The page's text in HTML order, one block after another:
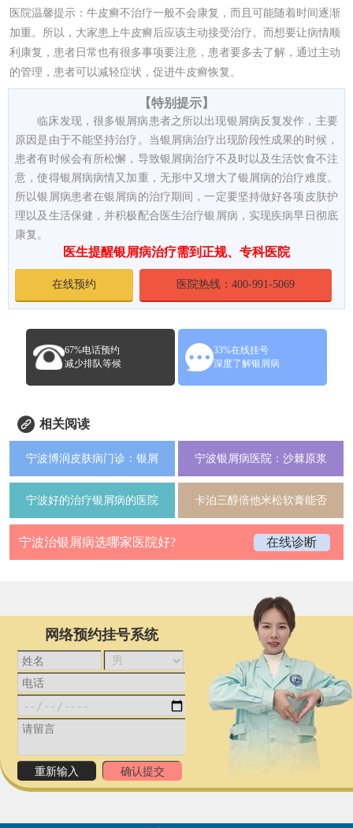
医院温馨提示：牛皮癣不治疗一般不会康复，而且可能随着时间逐渐
加重。所以，大家患上牛皮癣后应该主动接受治疗。而想要让病情顺
利康复，患者日常也有很多事项要注意，患者要多去了解，通过主动
的管理，患者可以减轻症状，促进牛皮癣恢复。
【特别提示】
临床发现，很多银屑病患者之所以出现银屑病反复发作，主要
原因是由于不能坚持治疗。当银屑病治疗出现阶段性成果的时候，
患者有时候会有所松懈，导致银屑病治疗不及时以及生活饮食不注
意，使得银屑病病情又加重，无形中又增大了银屑病的治疗难度。
所以银屑病患者在银屑病的治疗期间，一定要坚持做好各项皮肤护
理以及生活保健，并积极配合医生治疗银屑病，实现疾病早日彻底
康复。
医生提醒银屑病治疗需到正规、专科医院
在线预约 医院热线：400-991-5069
67%电话预约
减少排队等候
33%在线挂号
深度了解银屑病
相关阅读
宁波博润皮肤病门诊：银屑 宁波银屑病医院：沙棘原浆
宁波好的治疗银屑病的医院 卡泊三醇倍他米松软膏能否
宁波治银屑病选哪家医院好? 在线诊断
网络预约挂号系统